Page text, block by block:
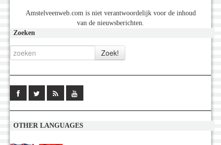
Amstelveenweb.com is niet verantwoordelijk voor de inhoud
van de nieuwsberichten.
Zoeken
OTHER LANGUAGES